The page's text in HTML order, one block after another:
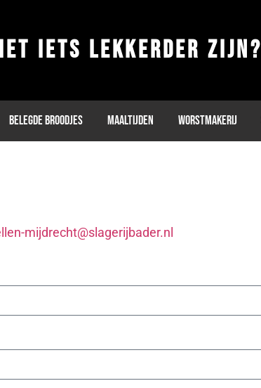
iets lekkerder zijn?
Belegde broodjes Maaltijden Worstmakerij
mijdrecht@slagerijbader.nl